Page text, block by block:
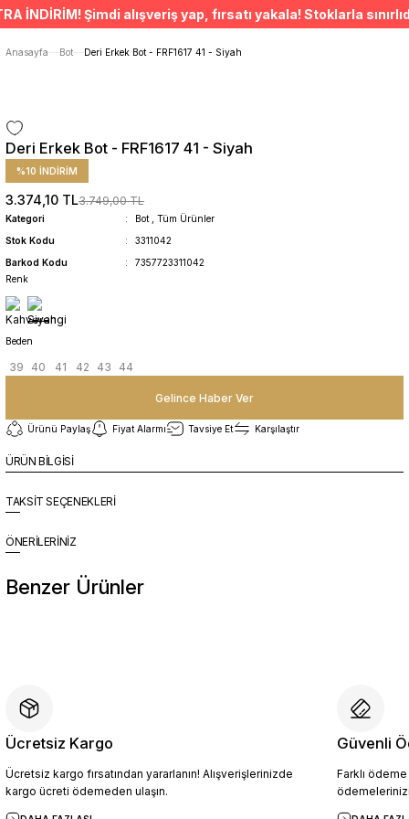
ÜCRETSİZ TESLİMAT İMKANI
SÜRDÜRÜLEBİLİR ÜRÜNLER
Anasayfa
Bot Deri Erkek Bot - FRF1617 41 - Siyah
Deri Erkek Bot - FRF1617 41 - Siyah
%10 İNDİRİM
3.374,10 TL3.749,00 TL
Kategori Bot
Tüm Ürünler
Stok Kodu
3311042
Barkod Kodu
7357723311042
Renk
Beden
39 40 41 42 43 44
Gelince Haber Ver
Ürünü Paylaş Fiyat Alarmı Tavsiye Et Karşılaştır
ÜRÜN BİLGİSİ
TAKSİT SEÇENEKLERİ
ÖNERİLERİNİZ
Benzer Ürünler
4.094,10 TL
4.549,00 TL
Sepete Ekle
Ücretsiz Kargo
Ücretsiz kargo fırsatından yararlanın! Alışverişlerinizde
kargo ücreti ödemeden ulaşın.
Güvenli
Farklı
Şimdi alışveriş yap, fırsatı yakala! Stoklarla